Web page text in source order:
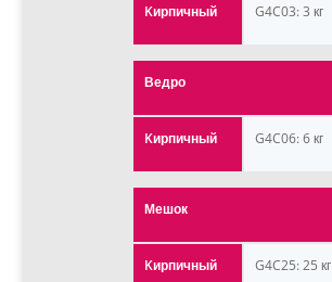
Kирпичный G4C03: 3 кг
Kирпичный
Ведро
G4C06: 6 кг
Kирпичный
Мешок
G4C25: 25 кг